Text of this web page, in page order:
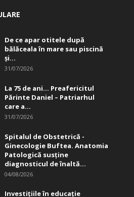
De ce apar otitele după
bălăceala în mare sau piscină
și...
31/07/2026
La 75 de ani… Preafericitul
Părinte Daniel – Patriarhul
care a...
31/07/2026
Spitalul de Obstetrică -
Ginecologie Buftea. Anatomia
Patologică susţine
diagnosticul de înaltă...
04/08/2026
Investițiile în educație